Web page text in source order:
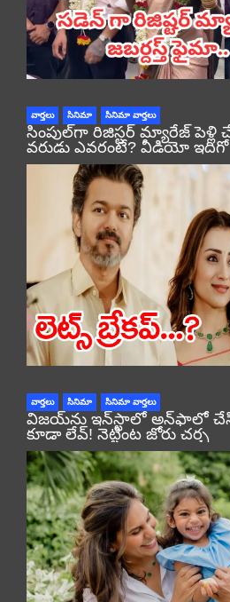
వార్తలు సినిమా సినిమా వార్తలు
సింపుల్‌గా రిజిస్టర్‌ మ్యారేజ్ పెళ్లి
వరుడు ఎవరంటే? వీడియో ఇదిగో
వార్తలు సినిమా సినిమా వార్తలు
విజయ్‌ను ఇన్‌స్టాలో అన్‌ఫాలో
కూడా లేవ్! నెట్టింట జోరు చర్చ